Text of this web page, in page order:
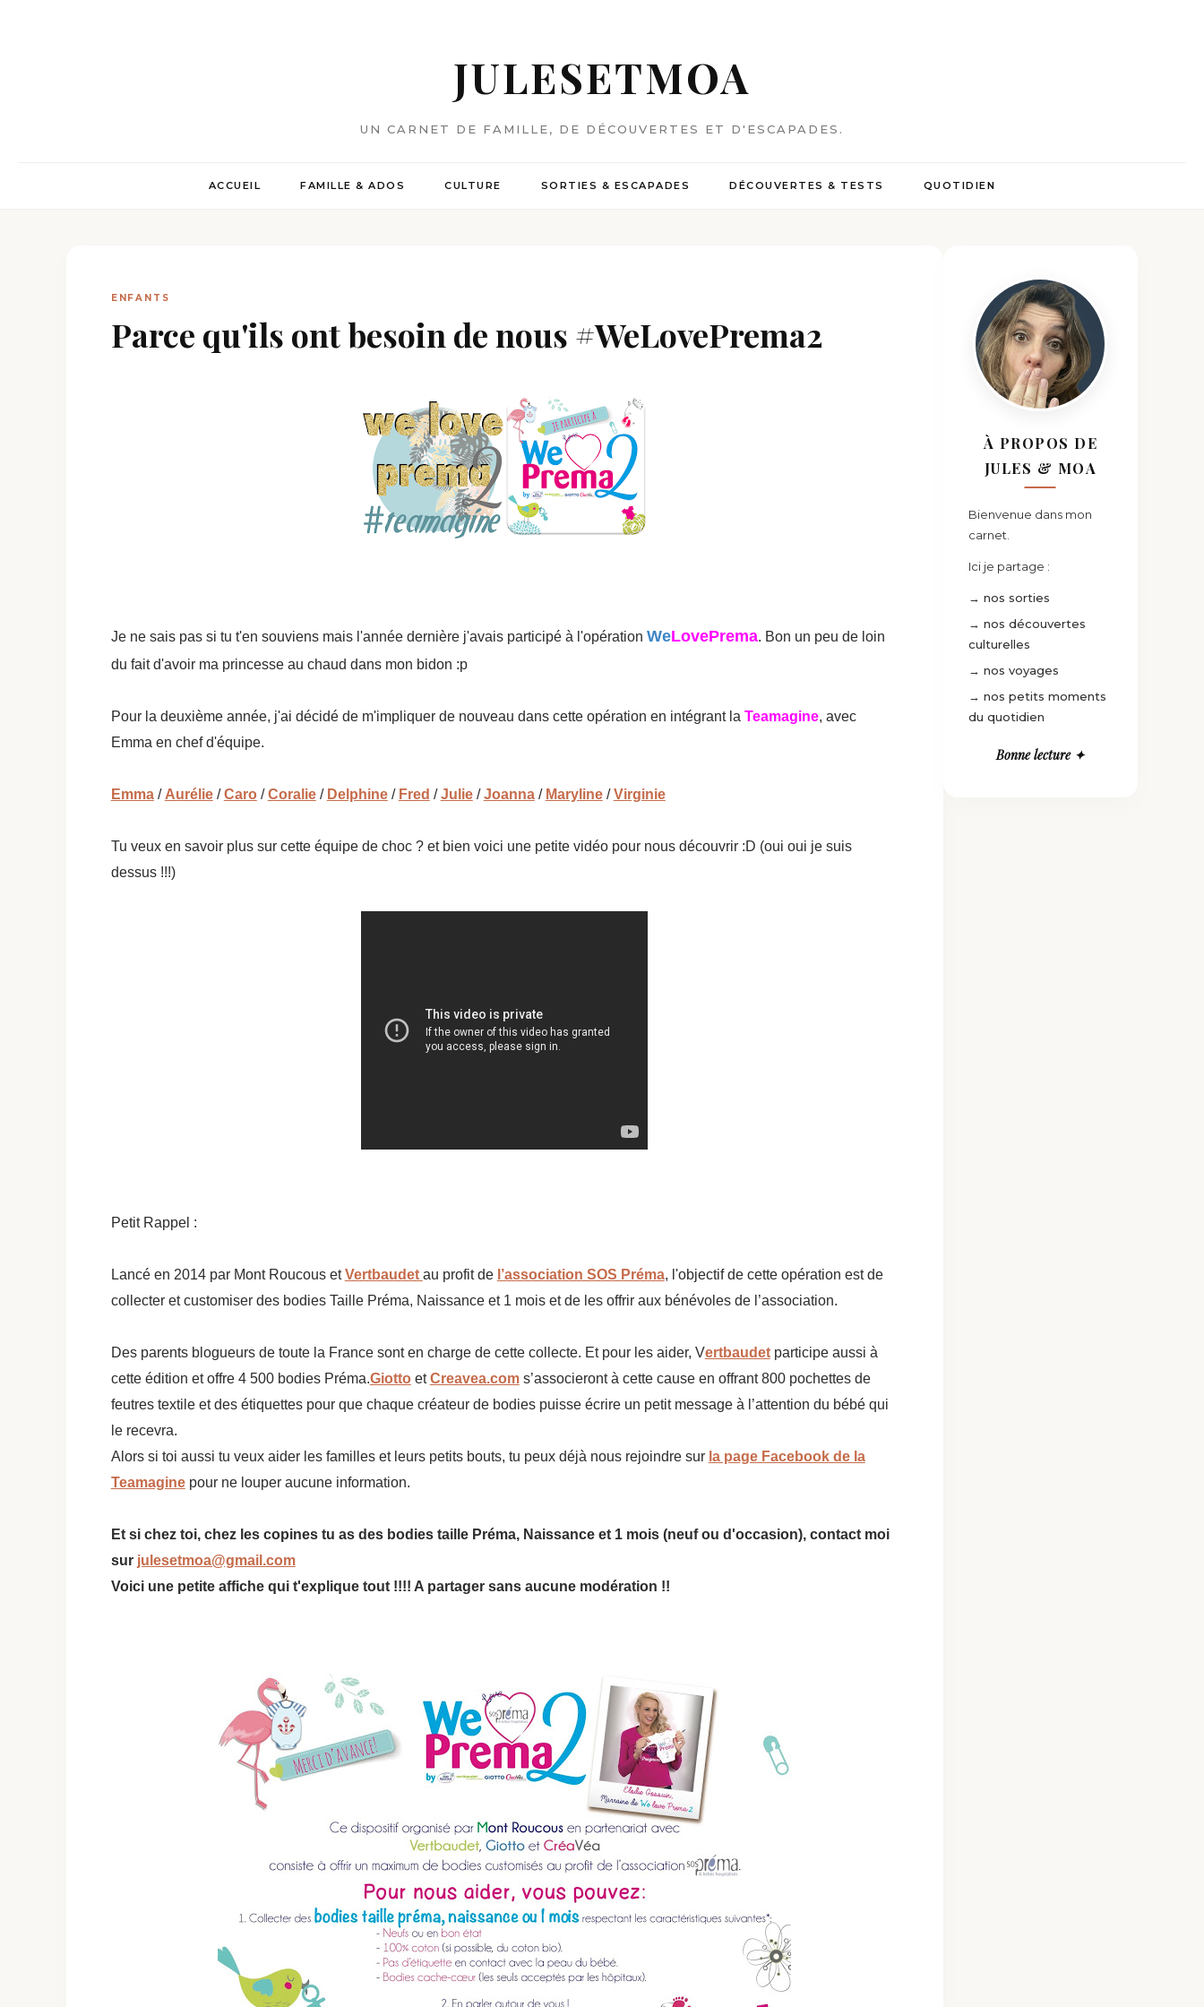
JULESETMOA
UN CARNET DE FAMILLE, DE DÉCOUVERTES ET D'ESCAPADES.
ACCUEIL FAMILLE & ADOS CULTURE SORTIES & ESCAPADES DÉCOUVERTES & TESTS QUOTIDIEN
ENFANTS
Parce qu'ils ont besoin de nous #WeLovePrema2
Je ne sais pas si tu t'en souviens mais l'année dernière j'avais participé à l'opération WeLovePrema. Bon un peu de loin
du fait d'avoir ma princesse au chaud dans mon bidon :p
Pour la deuxième année, j'ai décidé de m'impliquer de nouveau dans cette opération en intégrant la Teamagine, avec
Emma en chef d'équipe.
Emma/ Aurélie/Caro/Coralie/ Delphine/ Fred /Julie/Joanna/ Maryline/Virginie
Tu veux en savoir plus sur cette équipe de choc ? et bien voici une petite vidéo pour nous découvrir :D (oui oui je suis
dessus !!!)
Petit Rappel :
Lancé en 2014 par Mont Roucous etVertbaudet au profit de l’association SOS Préma, l'objectif de cette opération est de
collecter et customiser des bodies Taille Préma, Naissance et 1 mois et de les offrir aux bénévoles de l’association.
Des parents blogueurs de toute la France sont en charge de cette collecte. Et pour les aider, Vertbaudetparticipe aussi à
cette édition et offre 4 500 bodies Préma.GiottoetCreavea.coms’associeront à cette cause en offrant 800 pochettes de
feutres textile et des étiquettes pour que chaque créateur de bodies puisse écrire un petit message à l’attention du bébé qui
le recevra.
Alors si toi aussi tu veux aider les familles et leurs petits bouts, tu peux déjà nous rejoindre sur la page Facebook de la
Teamaginepour ne louper aucune information.
Et si chez toi, chez les copines tu as des bodies taille Préma, Naissance et 1 mois (neuf ou d'occasion), contact moi
sur julesetmoa@gmail.com
Voici une petite affiche qui t'explique tout !!!! A partager sans aucune modération !!
À PROPOS DE
JULES & MOA
Bienvenue dans mon
carnet.
Ici je partage :
→ nos sorties
→ nos découvertes
culturelles
→ nos voyages
→ nos petits moments
du quotidien
Bonne lecture ✦